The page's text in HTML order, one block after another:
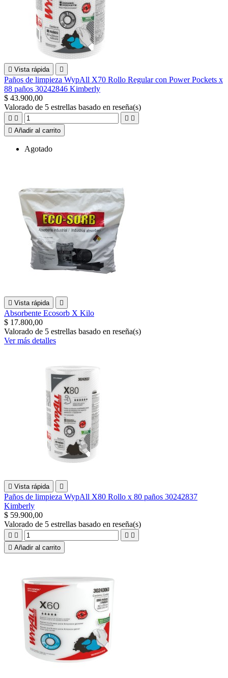
 Vista rápida 
Paños de limpieza WypAll X70 Rollo Regular con Power Pockets x
88 paños 30242846 Kimberly
$ 43.900,00
Valorado de 5 estrellas basado en reseña(s)
   
 Añadir al carrito
Agotado
 Vista rápida 
Absorbente Ecosorb X Kilo
$ 17.800,00
Valorado de 5 estrellas basado en reseña(s)
Ver más detalles
 Vista rápida 
Paños de limpieza WypAll X80 Rollo x 80 paños 30242837
Kimberly
$ 59.900,00
Valorado de 5 estrellas basado en reseña(s)
   
 Añadir al carrito